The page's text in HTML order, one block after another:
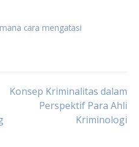
cara mengatasi
Konsep Kriminalitas dalam
Perspektif Para Ahli
Kriminologi